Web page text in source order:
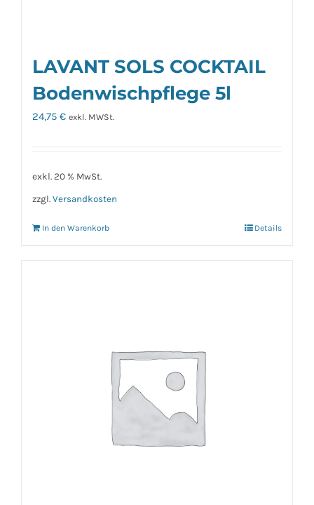
LAVANT SOLS COCKTAIL
Bodenwischpflege 5l
24,75 € exkl. MWSt.
exkl. 20 % MwSt.
zzgl. Versandkosten
In den Warenkorb Details